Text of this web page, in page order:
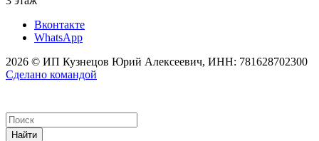
Вконтакте
WhatsApp
2026 © ИП Кузнецов Юрий Алексеевич, ИНН: 781628702300
Сделано командой
Найти